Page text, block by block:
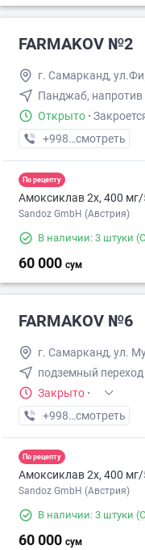
FARMAKOV №2
г. Самарканд,
Панджаб, напротив
Открыто ·
+998 (95) XXX-XX-XX
смотреть
По рецепту
Амоксиклав 2х, 400
Sandoz GmbH (Австрия)
В наличии: 3 штуки
60 000 сум
FARMAKOV №6
г. Самарканд, ул.
подземный переход
Закрыто ·
+998 (95) XXX-XX-XX
смотреть
По рецепту
Амоксиклав 2х, 400
Sandoz GmbH (Австрия)
В наличии: 3 штуки
60 000 сум